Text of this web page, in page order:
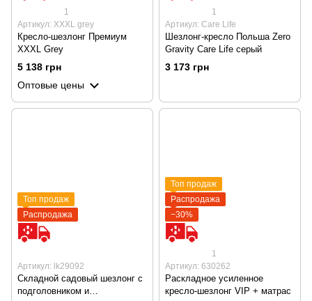
1
Артикул: XXXL grey
Кресло-шезлонг Премиум
XXXL Grey
5 138 грн
Оптовые цены
1
Артикул: Care Life
Шезлонг-кресло Польша Zero
Gravity Care Life серый
3 173 грн
Топ продаж
Распродажа
Артикул: lk29092
Складной садовый шезлонг с
подголовником и
Топ продаж
Распродажа
−30%
1
Артикул: 630262
Раскладное усиленное
кресло-шезлонг VIP + матрас